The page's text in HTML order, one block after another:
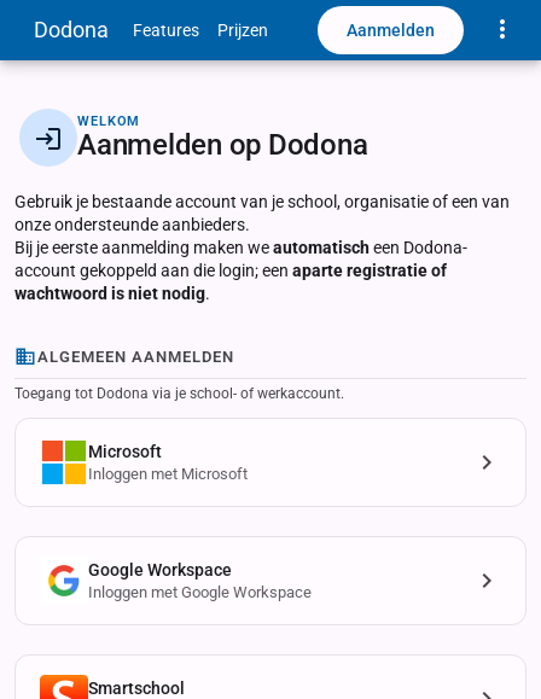
Dodona Features Prijzen Aanmelden
WELKOM
Aanmelden op Dodona
Gebruik je bestaande account van je school, organisatie of een van
onze ondersteunde aanbieders.
Bij je eerste aanmelding maken weautomatischeen Dodona-
account gekoppeld aan die login; een aparte registratie of
wachtwoord is niet nodig.
ALGEMEEN AANMELDEN
Toegang tot Dodona via je school- of werkaccount.
Microsoft
Inloggen met Microsoft
Google Workspace
Inloggen met Google Workspace
Smartschool